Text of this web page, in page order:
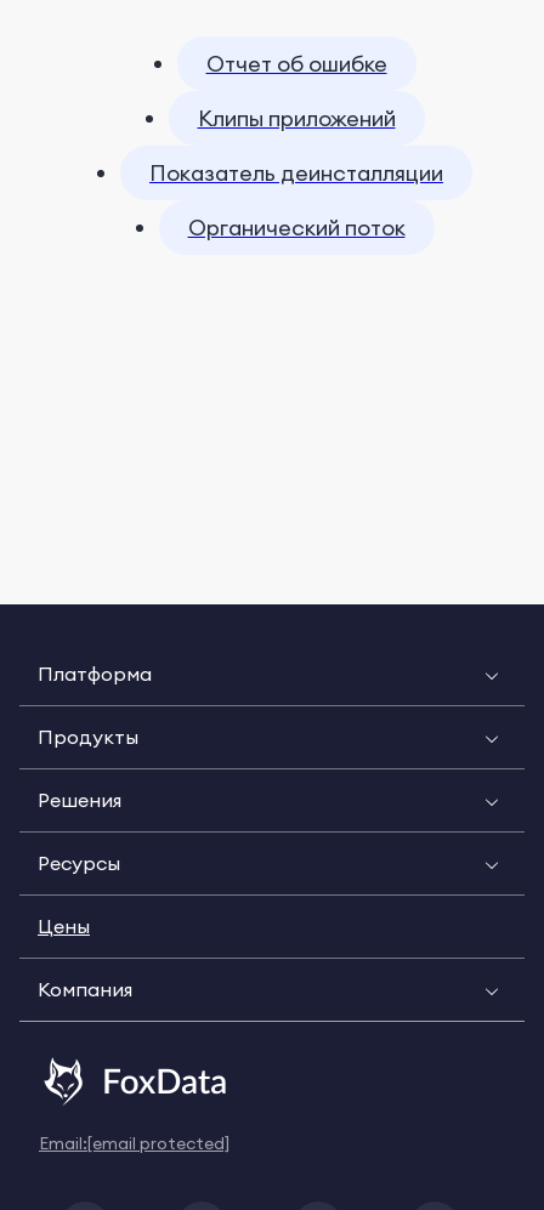
Отчет об ошибке
Клипы приложений
Показатель деинсталляции
Органический поток
Платформа
Продукты
Решения
Ресурсы
Цены
Компания
Email:[email protected]